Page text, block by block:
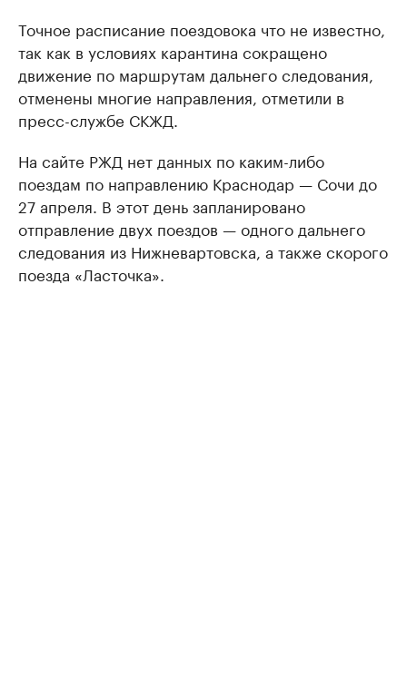
Точное расписание поездовока что не известно,
так как в условиях карантина сокращено
движение по маршрутам дальнего следования,
отменены многие направления, отметили в
пресс-службе СКЖД.
На сайте РЖД нет данных по каким-либо
поездам по направлению Краснодар — Сочи до
27 апреля. В этот день запланировано
отправление двух поездов — одного дальнего
следования из Нижневартовска, а также скорого
поезда «Ласточка».